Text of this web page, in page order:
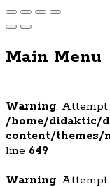
Main Menu
Warning: Attempt
/home/didaktic/
content/
line 649
Warning: Attempt